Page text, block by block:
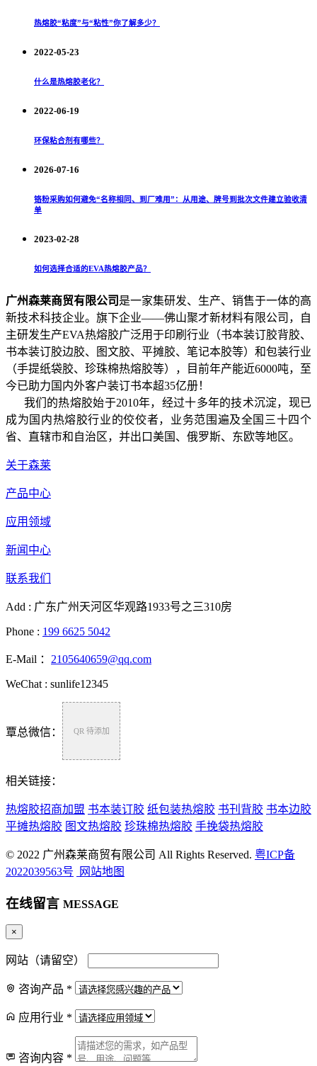
热熔胶“粘度”与“粘性”你了解多少？
2022-05-23
什么是热熔胶老化？
2022-06-19
环保粘合剂有哪些？
2026-07-16
铬粉采购如何避免“名称相同、到厂难用”：从用途、牌号到批次文件建立验收清
单
2023-02-28
如何选择合适的EVA热熔胶产品？
广州森莱商贸有限公司 是一家集研发、生产、销售于一体的高
新技术科技企业。旗下企业——佛山聚才新材料有限公司，自
主研发生产EVA热熔胶广泛用于印刷行业（书本装订胶背胶、
书本装订胶边胶、图文胶、平摊胶、笔记本胶等）和包装行业
（手提纸袋胶、珍珠棉热熔胶等），目前年产能近6000吨，至
今已助力国内外客户装订书本超35亿册！
我们的热熔胶始于2010年，经过十多年的技术沉淀，现已
成为国内热熔胶行业的佼佼者，业务范围遍及全国三十四个
省、直辖市和自治区，并出口美国、俄罗斯、东欧等地区。
关于森莱
产品中心
应用领域
新闻中心
联系我们
Add : 广东广州天河区华观路1933号之三310房
Phone : 199 6625 5042
E-Mail ： 2105640659@qq.com
WeChat : sunlife12345
覃总微信： QR 待添加
相关链接：
热熔胶招商加盟 书本装订胶 纸包装热熔胶 书刊背胶 书本边胶
平摊热熔胶 图文热熔胶 珍珠棉热熔胶 手挽袋热熔胶
© 2022 广州森莱商贸有限公司 All Rights Reserved. 粤ICP备
2022039563号
网站地图
在线留言 MESSAGE
×
网站（请留空）
咨询产品 *
应用行业 *
咨询内容 *